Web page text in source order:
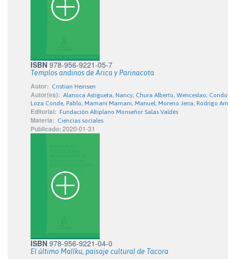
ISBN 978-956-9221-05-7
Templos andinos de Arica y Parinacota
Autor: Cristian Heinsen
Autor(es): Alanoca Astigueta, Nancy; Chura Alberto, Wenceslao;
Loza Conde, Pablo; Mamani Mamani, Manuel; Moreno Jeria, Rodrigo
Editorial: Fundación Altiplano Monseñor Salas Valdés
Materia: Ciencias sociales
Publicado: 2020-01-31
ISBN 978-956-9221-04-0
El último Mallku, paisaje cultural de Tacora